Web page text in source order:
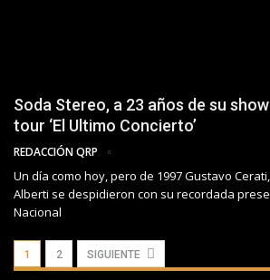
Soda Stereo, a 23 años de su
tour ‘El Ultimo Concierto’
REDACCIÓN QRP
Un día como hoy, pero de 1997 Gustavo
Alberti se despidieron con su recordada
Nacional
1 2 SIGUIENTE